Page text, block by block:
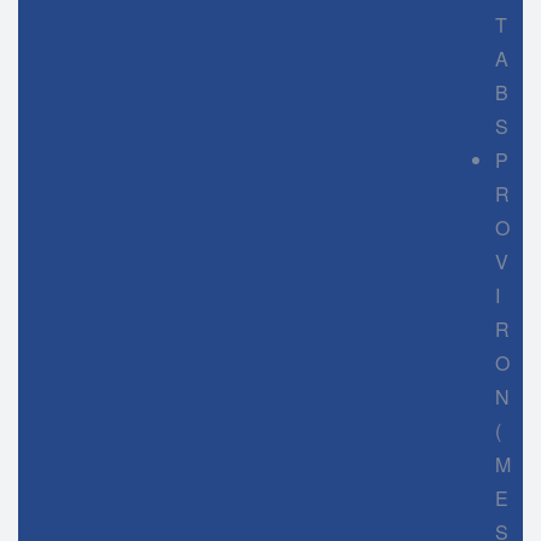
T
A
B
S
P
R
O
V
I
R
O
N
(
M
E
S